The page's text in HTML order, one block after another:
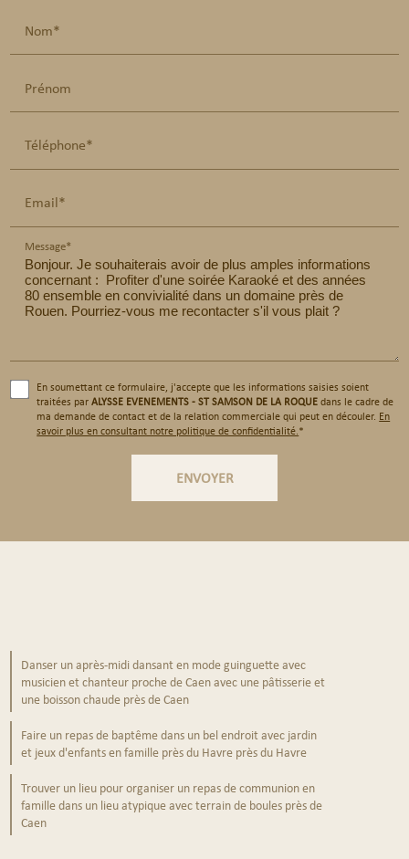
Nom*
Prénom
Téléphone*
Email*
Message*
En soumettant ce formulaire, j'accepte que les informations saisies soient
traitées parALYSSE EVENEMENTS - ST SAMSON DE LA ROQUEdans le cadre de
ma demande de contact et de la relation commerciale qui peut en découler. En
savoir plus en consultant notre politique de confidentialité.*
Danser un après-midi dansant en mode guinguette avec
musicien et chanteur proche de Caen avec une pâtisserie et
une boisson chaude près de Caen
Faire un repas de baptême dans un bel endroit avec jardin
et jeux d'enfants en famille près du Havre près du Havre
Trouver un lieu pour organiser un repas de communion en
famille dans un lieu atypique avec terrain de boules près de
Caen